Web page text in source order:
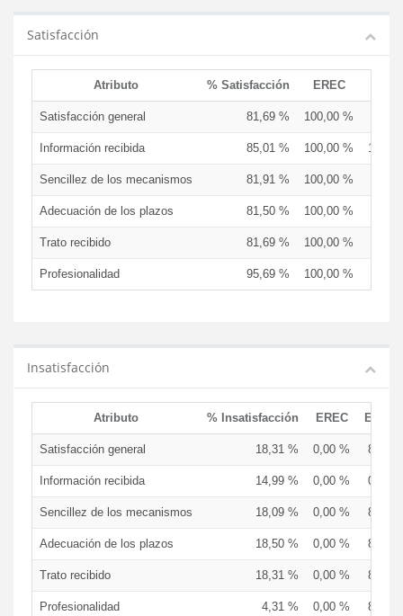
Satisfacción
Atributo % Satisfacción EREC
Satisfacción general 81,69 % 100,00 %
Información recibida 85,01 % 100,00 %
Sencillez de los mecanismos 81,91 % 100,00 %
Adecuación de los plazos 81,50 % 100,00 %
Trato recibido 81,69 % 100,00 %
Profesionalidad 95,69 % 100,00 %
Insatisfacción
Atributo % Insatisfacción EREC
Satisfacción general 18,31 % 0,00 % 8,33
Información recibida 14,99 % 0,00 % 0,00
Sencillez de los mecanismos 18,09 % 0,00 % 8,33
Adecuación de los plazos 18,50 % 0,00 % 8,33
Trato recibido 18,31 % 0,00 % 8,33
Profesionalidad 4,31 % 0,00 % 8,33